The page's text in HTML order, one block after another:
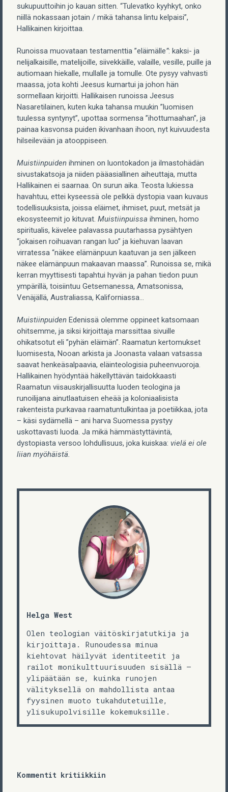
sukupuuttoihin jo kauan sitten. “Tulevatko kyyhkyt, onko
niillä nokassaan jotain / mikä tahansa lintu kelpaisi”,
Hallikainen kirjoittaa.
Runoissa muovataan testamenttia ”eläimälle”: kaksi- ja
nelijalkaisille, matelijoille, siivekkäille, valaille, vesille, puille ja
autiomaan hiekalle, mullalle ja tomulle. Ote pysyy vahvasti
maassa, jota kohti Jeesus kumartui ja johon hän
sormellaan kirjoitti. Hallikaisen runoissa Jeesus
Nasaretilainen, kuten kuka tahansa muukin ”luomisen
tuulessa syntynyt”, upottaa sormensa ”ihottumaahan”, ja
painaa kasvonsa puiden ikivanhaan ihoon, nyt kuivuudesta
hilseilevään ja atooppiseen.
Muistiinpuiden ihminen on luontokadon ja ilmastohädän
sivustakatsoja ja niiden pääasiallinen aiheuttaja, mutta
Hallikainen ei saarnaa. On surun aika. Teosta lukiessa
havahtuu, ettei kyseessä ole pelkkä dystopia vaan kuvaus
todellisuuksista, joissa eläimet, ihmiset, puut, metsät ja
ekosysteemit jo kituvat. Muistiinpuissa ihminen, homo
spiritualis, kävelee palavassa puutarhassa pysähtyen
“jokaisen roihuavan rangan luo” ja kiehuvan laavan
virratessa “näkee elämänpuun kaatuvan ja sen jälkeen
näkee elämänpuun makaavan maassa”. Runoissa se, mikä
kerran myyttisesti tapahtui hyvän ja pahan tiedon puun
ympärillä, toisiintuu Getsemanessa, Amatsonissa,
Venäjällä, Australiassa, Kaliforniassa…
Muistiinpuiden Edenissä olemme oppineet katsomaan
ohitsemme, ja siksi kirjoittaja marssittaa sivuille
ohikatsotut eli ”pyhän eläimän”. Raamatun kertomukset
luomisesta, Nooan arkista ja Joonasta valaan vatsassa
saavat henkeäsalpaavia, eläinteologisia puheenvuoroja.
Hallikainen hyödyntää häkellyttävän taidokkaasti
Raamatun viisauskirjallisuutta luoden teologina ja
runoilijana ainutlaatuisen eheää ja koloniaalisista
rakenteista purkavaa raamatuntulkintaa ja poetiikkaa, jota
– käsi sydämellä – ani harva Suomessa pystyy
uskottavasti luoda. Ja mikä hämmästyttävintä,
dystopiasta versoo lohdullisuus, joka kuiskaa: vielä ei ole
liian myöhäistä.
Helga West
Olen teologian väitöskirjatutkija ja
kirjoittaja. Runoudessa minua
kiehtovat häilyvät identiteetit ja
railot monikulttuurisuuden sisällä –
ylipäätään se, kuinka runojen
välityksellä on mahdollista antaa
fyysinen muoto tukahdutetuille,
ylisukupolvisille kokemuksille.
Kommentit kritiikkiin